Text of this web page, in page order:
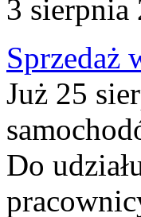
3 sierpnia
Sprzedaż
Już 25
Do